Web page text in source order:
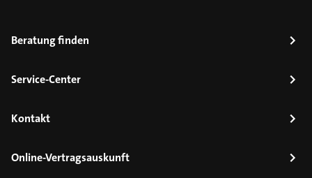
Beratung finden
Service-Center
Kontakt
Online-Vertragsauskunft